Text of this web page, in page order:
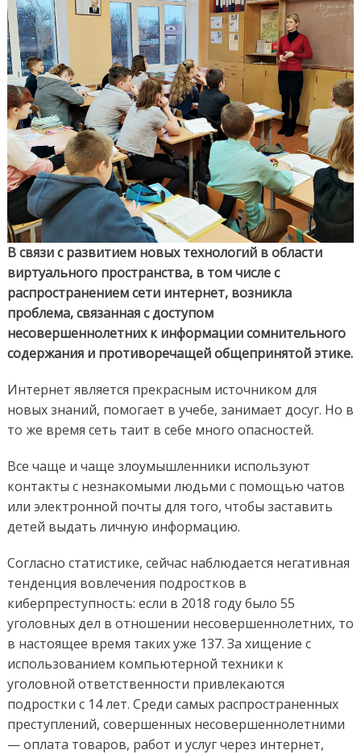
В связи с развитием новых технологий в области
виртуального пространства, в том числе с
распространением сети интернет, возникла
проблема, связанная с доступом
несовершеннолетних к информации сомнительного
содержания и противоречащей общепринятой этике.
Интернет является прекрасным источником для
новых знаний, помогает в учебе, занимает досуг. Но в
то же время сеть таит в себе много опасностей.
Все чаще и чаще злоумышленники используют
контакты с незнакомыми людьми с помощью чатов
или электронной почты для того, чтобы заставить
детей выдать личную информацию.
Согласно статистике, сейчас наблюдается негативная
тенденция вовлечения подростков в
киберпреступность: если в 2018 году было 55
уголовных дел в отношении несовершеннолетних, то
в настоящее время таких уже 137. За хищение с
использованием компьютерной техники к
уголовной ответственности привлекаются
подростки с 14 лет. Среди самых распространенных
преступлений, совершенных несовершеннолетними
— оплата товаров, работ и услуг через интернет,